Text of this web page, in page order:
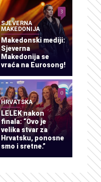
SJEVERNA
MAKEDONIJA
Makedonski mediji:
Sjeverna
Makedonija se
vraća na Eurosong!
3
HRVATSKA
LELEK nakon
finala: “Ovo je
velika stvar za
Hrvatsku, ponosne
smo i sretne.”
0